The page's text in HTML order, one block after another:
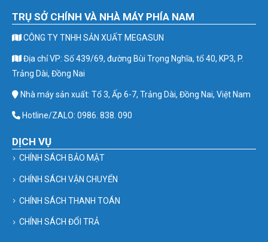
TRỤ SỞ CHÍNH VÀ NHÀ MÁY PHÍA NAM
CÔNG TY TNHH SẢN XUẤT MEGASUN
Địa chỉ VP: Số 439/69, đường Bùi Trọng Nghĩa, tổ 40, KP3, P.
Trảng Dài, Đồng Nai
Nhà máy sản xuất: Tổ 3, Ấp 6-7, Trảng Dài, Đồng Nai, Việt Nam
Hotline/ZALO: 0986. 838. 090
DỊCH VỤ
CHÍNH SÁCH BẢO MẬT
CHÍNH SÁCH VẬN CHUYỂN
CHÍNH SÁCH THANH TOÁN
CHÍNH SÁCH ĐỔI TRẢ